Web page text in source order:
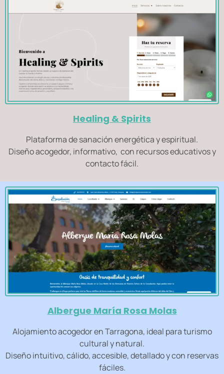
Healing & Spirits
Plataforma de sanación energética y espiritual.
Diseño acogedor, informativo, con recursos educativos y
contacto fácil.
Albergue María Rosa Molas
Alojamiento acogedor en Tarragona, ideal para turismo
cultural y natural.
Diseño intuitivo, cálido, accesible, detallado y con reservas
fáciles.